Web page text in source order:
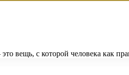
вещь, с которой человека как